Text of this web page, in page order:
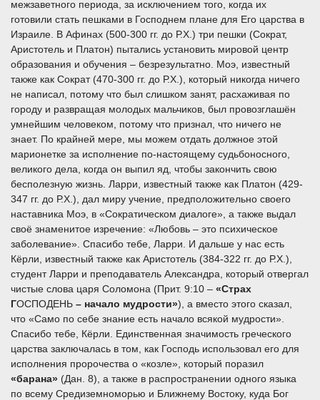
межзаветного периода, за исключением того, когда их
готовили стать пешками в Господнем плане для Его царства в
Израиле. В Афинах (500-300 гг. до Р.Х.) три пешки (Сократ,
Аристотель и Платон) пытались установить мировой центр
образования и обучения – безрезультатно. Моэ, известный
также как Сократ (470-300 гг. до Р.Х.), который никогда ничего
не написал, потому что был слишком занят, расхаживая по
городу и развращая молодых мальчиков, был провозглашён
умнейшим человеком, потому что признал, что ничего не
знает. По крайней мере, мы можем отдать должное этой
марионетке за исполнение по-настоящему судьбоносного,
великого дела, когда он выпил яд, чтобы закончить свою
бесполезную жизнь. Ларри, известный также как Платон (429-
347 гг. до Р.Х.), дал миру учение, предположительно своего
наставника Моэ, в «Сократическом диалоге», а также выдал
своё знаменитое изречение: «Любовь – это психическое
заболевание». Спасибо тебе, Ларри. И дальше у нас есть
Кёрли, известный также как Аристотель (384-322 гг. до Р.Х.),
студент Ларри и преподаватель Александра, который отвергал
чистые слова царя Соломона (Прит. 9:10 – «Страх
ГОСПОДЕНЬ – начало мудрости»), а вместо этого сказал,
что «Само по себе знание есть начало всякой мудрости».
Спасибо тебе, Кёрли. Единственная значимость греческого
царства заключалась в том, как Господь использовал его для
исполнения пророчества о «козле», который поразил
«барана» (Дан. 8), а также в распространении одного языка
по всему Средиземноморью и Ближнему Востоку, куда Бог